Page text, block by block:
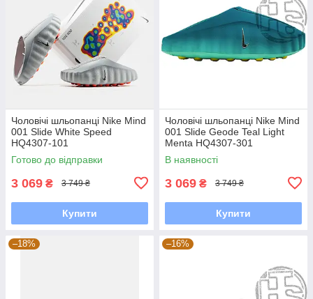
Чоловічі шльопанці Nike Mind
001 Slide White Speed
HQ4307-101
Готово до відправки
3 069 ₴ 3 749 ₴
Купити
Чоловічі шльопанці Nike Mind
001 Slide Geode Teal Light
Menta HQ4307-301
В наявності
3 069 ₴ 3 749 ₴
Купити
–18% –16%